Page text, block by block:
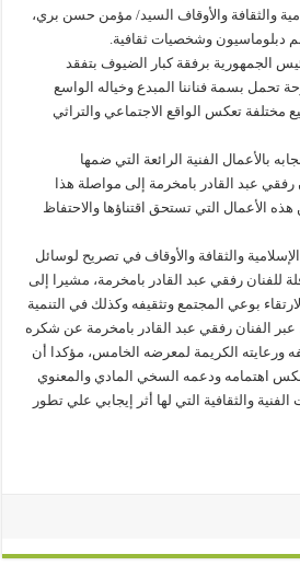
والثقافة والأوقاف السيد/ مؤمن حسن بري،
دبلوماسيون وشخصيات ثقافية.
الجمهورية برفقة كبار الضيوف بتفقد
واطلع على نحو 60 لوحة تحمل بسمة فناننا المبدع وخياله الواسع
مختلفة تعكس الواقع الاجتماعي والتراثي
بالأعمال الفنية الرائعة التي ضمها
رفقي عبد القادر بامخرمة إلى مواصلة هذا
هذه الأعمال التي تستحق اقتناؤها والاحتفاظ
والثقافة والأوقاف في تصريح لوسائل
للفنان رفقي عبد القادر بامخرمة، مشيرا إلى
بوعي المجتمع وتثقيفه وكذلك في التنمية
عبر الفنان رفقي عبد القادر بامخرمة عن شكره
ورعايته الكريمة لمعرضه الخامس، مؤكدا أن
اهتمامه ودعمه السخي المادي والمعنوي
والثقافية التي لها أثر إيجابي علي تطور